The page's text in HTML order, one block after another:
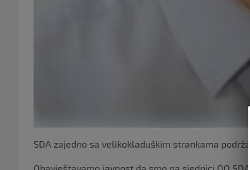
SDA zajedno sa velikokladuškim strankama